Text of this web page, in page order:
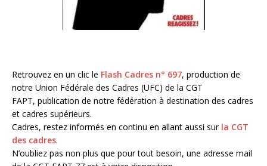
Retrouvez en un clic le Flash Cadres n° 697, production de
notre Union Fédérale des Cadres (UFC) de la CGT
FAPT, publication de notre fédération à destination des cadres
et cadres supérieurs.
Cadres, restez informés en continu en allant aussi surla CGT
des cadres.
N’oubliez pas non plus que pour tout besoin, une adresse mail